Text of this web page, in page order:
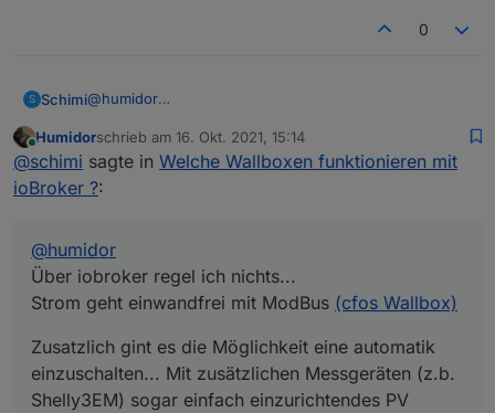
0
S Schimi@humidor
Strom geht einwandfrei mit ModBus
Zusatzlich gint es die Möglichkeit eine automatik
einzuschalten... Mit zusätzlichen Messgeräten (z.b.
Shelly3EM) sogar einfach einzurichtendes PV
Mit dem Partnerlink bekommst du (und ich) 20€ Rabatt
Online
Humidorschrieb am 16. Okt. 2021, 15:14
zuletzt editiert von
@schimi sagte in Welche Wallboxen funktionieren mit
ioBroker ?:
@humidor
Über iobroker regel ich nichts...
Strom geht einwandfrei mit ModBus (cfos Wallbox)
Zusatzlich gint es die Möglichkeit eine automatik
einzuschalten... Mit zusätzlichen Messgeräten (z.b.
Shelly3EM) sogar einfach einzurichtendes PV